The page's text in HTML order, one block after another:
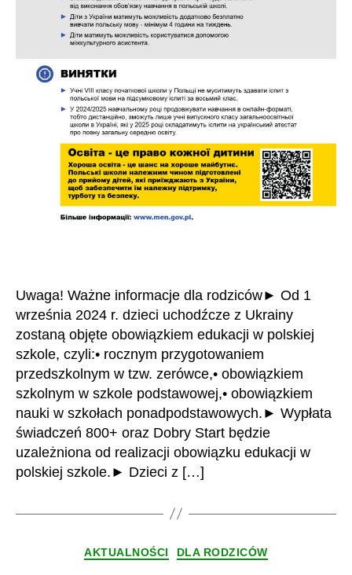
Uwaga! Ważne informacje dla rodziców► Od 1
września 2024 r. dzieci uchodźcze z Ukrainy
zostaną objęte obowiązkiem edukacji w polskiej
szkole, czyli:• rocznym przygotowaniem
przedszkolnym w tzw. zerówce,• obowiązkiem
szkolnym w szkole podstawowej,• obowiązkiem
nauki w szkołach ponadpodstawowych.► Wypłata
świadczeń 800+ oraz Dobry Start będzie
uzależniona od realizacji obowiązku edukacji w
polskiej szkole.► Dzieci z […]
Kategorie
AKTUALNOŚCI DLA RODZICÓW